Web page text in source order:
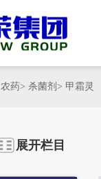
农药> 杀菌剂 > 甲霜灵
展开栏目